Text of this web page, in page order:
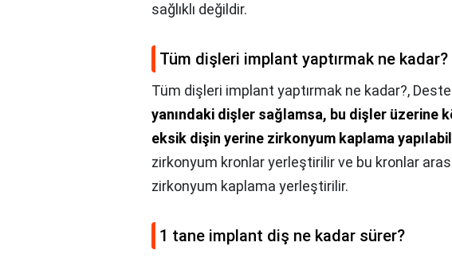
sağlıklı değildir.
Tüm dişleri implant yaptırmak ne kadar?
Tüm dişleri implant yaptırmak ne kadar?,
yanındaki dişler sağlamsa, bu dişler
eksik dişin yerine zirkonyum kaplama
zirkonyum kronlar yerleştirilir ve bu kronlar
zirkonyum kaplama yerleştirilir.
1 tane implant diş ne kadar sürer?